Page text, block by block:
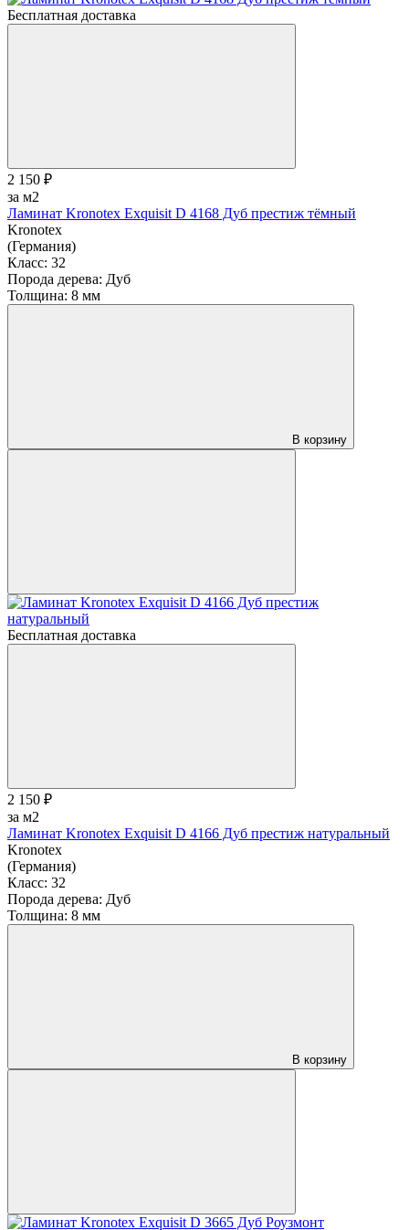
Бесплатная доставка
2 150 ₽
за м2
Ламинат Kronotex Exquisit D 4168 Дуб престиж тёмный
Kronotex
(Германия)
Класс: 32
Порода дерева: Дуб
Толщина: 8 мм
В корзину
Бесплатная доставка
2 150 ₽
за м2
Ламинат Kronotex Exquisit D 4166 Дуб престиж натуральный
Kronotex
(Германия)
Класс: 32
Порода дерева: Дуб
Толщина: 8 мм
В корзину